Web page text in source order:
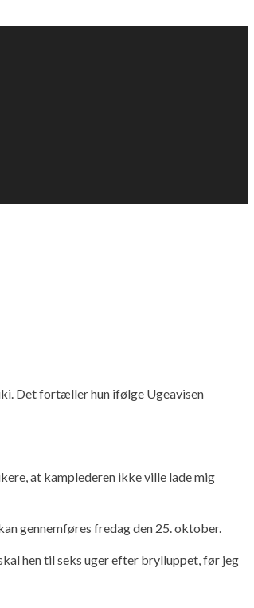
Det fortæller hun ifølge Ugeavisen
at kamplederen ikke ville lade mig
gennemføres fredag den 25. oktober.
hen til seks uger efter brylluppet, før jeg